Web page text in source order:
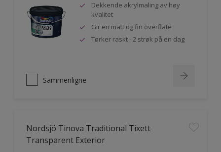
Dekkende akrylmaling av høy
kvalitet
Gir en matt og fin overflate
Tørker raskt - 2 strøk på en dag
Sammenligne
Nordsjö Tinova Traditional Tixett
Transparent Exterior